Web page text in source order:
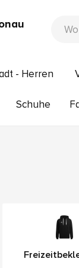
- Herren
Schuhe